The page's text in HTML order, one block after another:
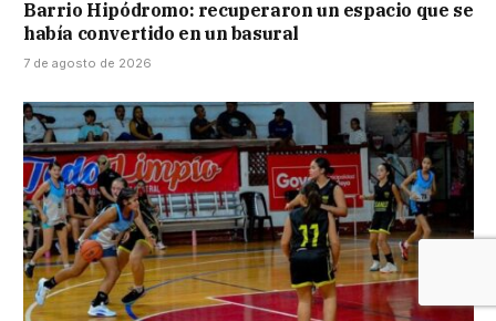
Barrio Hipódromo: recuperaron un espacio que se
había convertido en un basural
7 de agosto de 2026